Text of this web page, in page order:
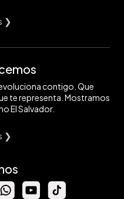
❯
contigo. Que
te representa. Mostramos
El Salvador.
❯